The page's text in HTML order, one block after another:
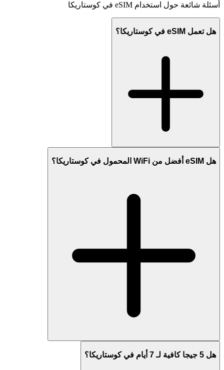
أسئلة شائعة حول استخدام eSIM في كوستاريكا
هل تعمل eSIM في كوستاريكا؟
هل eSIM أفضل من WiFi المحمول في كوستاريكا؟
هل 5 جيجا كافية لـ 7 أيام في كوستاريكا؟